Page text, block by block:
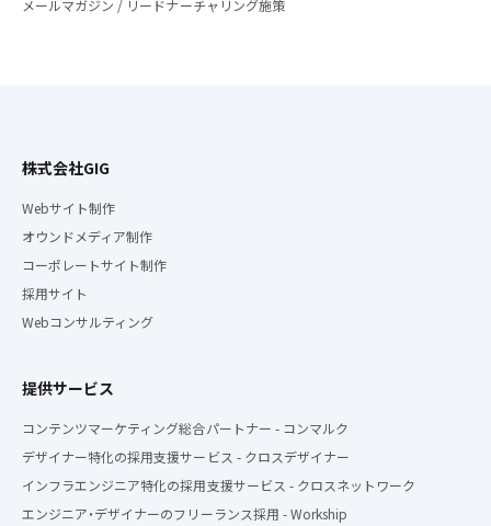
メールマガジン / リードナーチャリング施策
株式会社GIG
Webサイト制作
オウンドメディア制作
コーポレートサイト制作
採用サイト
Webコンサルティング
提供サービス
コンテンツマーケティング総合パートナー - コンマルク
デザイナー特化の採用支援サービス - クロスデザイナー
インフラエンジニア特化の採用支援サービス - クロスネットワーク
エンジニア・デザイナーのフリーランス採用 - Workship